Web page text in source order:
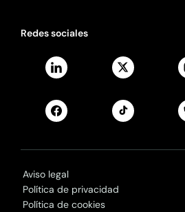
Redes sociales
Aviso legal
Política de privacidad
Política de cookies